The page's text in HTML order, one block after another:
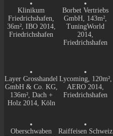
Klinikum
Friedrichshafen,
36m², IBO 2014,
Friedrichshafen
Borbet Vertriebs
GmbH, 143m²,
TuningWorld
2014,
Friedrichshafen
Layer Grosshandel
GmbH & Co. KG,
136m², Dach +
Holz 2014, Köln
Lycoming, 120m²,
AERO 2014,
Friedrichshafen
Oberschwaben
Raiffeisen Schweiz